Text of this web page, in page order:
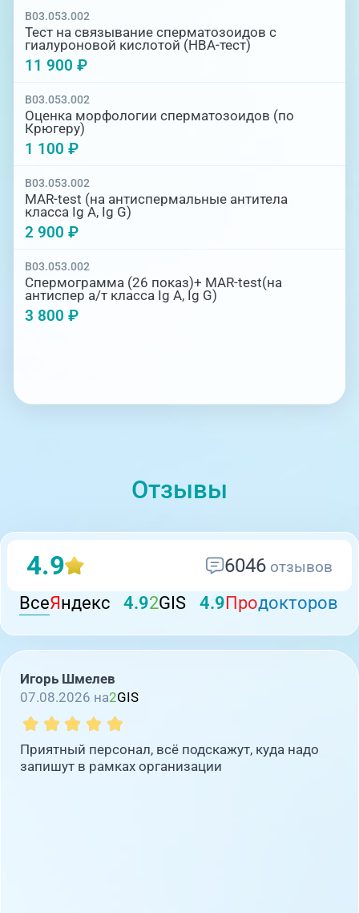
B03.053.002
Тест на связывание сперматозоидов с
гиалуроновой кислотой (НВА-тест)
11 900 ₽
B03.053.002
Оценка морфологии сперматозоидов (по
Крюгеру)
1 100 ₽
B03.053.002
MAR-test (на антиспермальные антитела
класса Ig A, Ig G)
2 900 ₽
B03.053.002
Спермограмма (26 показ)+ MAR-test(на
антиспер а/т класса Ig A, Ig G)
3 800 ₽
Отзывы
4.9 6046отзывов
ВсеЯндекс 4.92GIS 4.9Продокторов
Игорь Шмелев
07.08.2026 на2GIS
Приятный персонал, всё подскажут, куда надо
запишут в рамках организации